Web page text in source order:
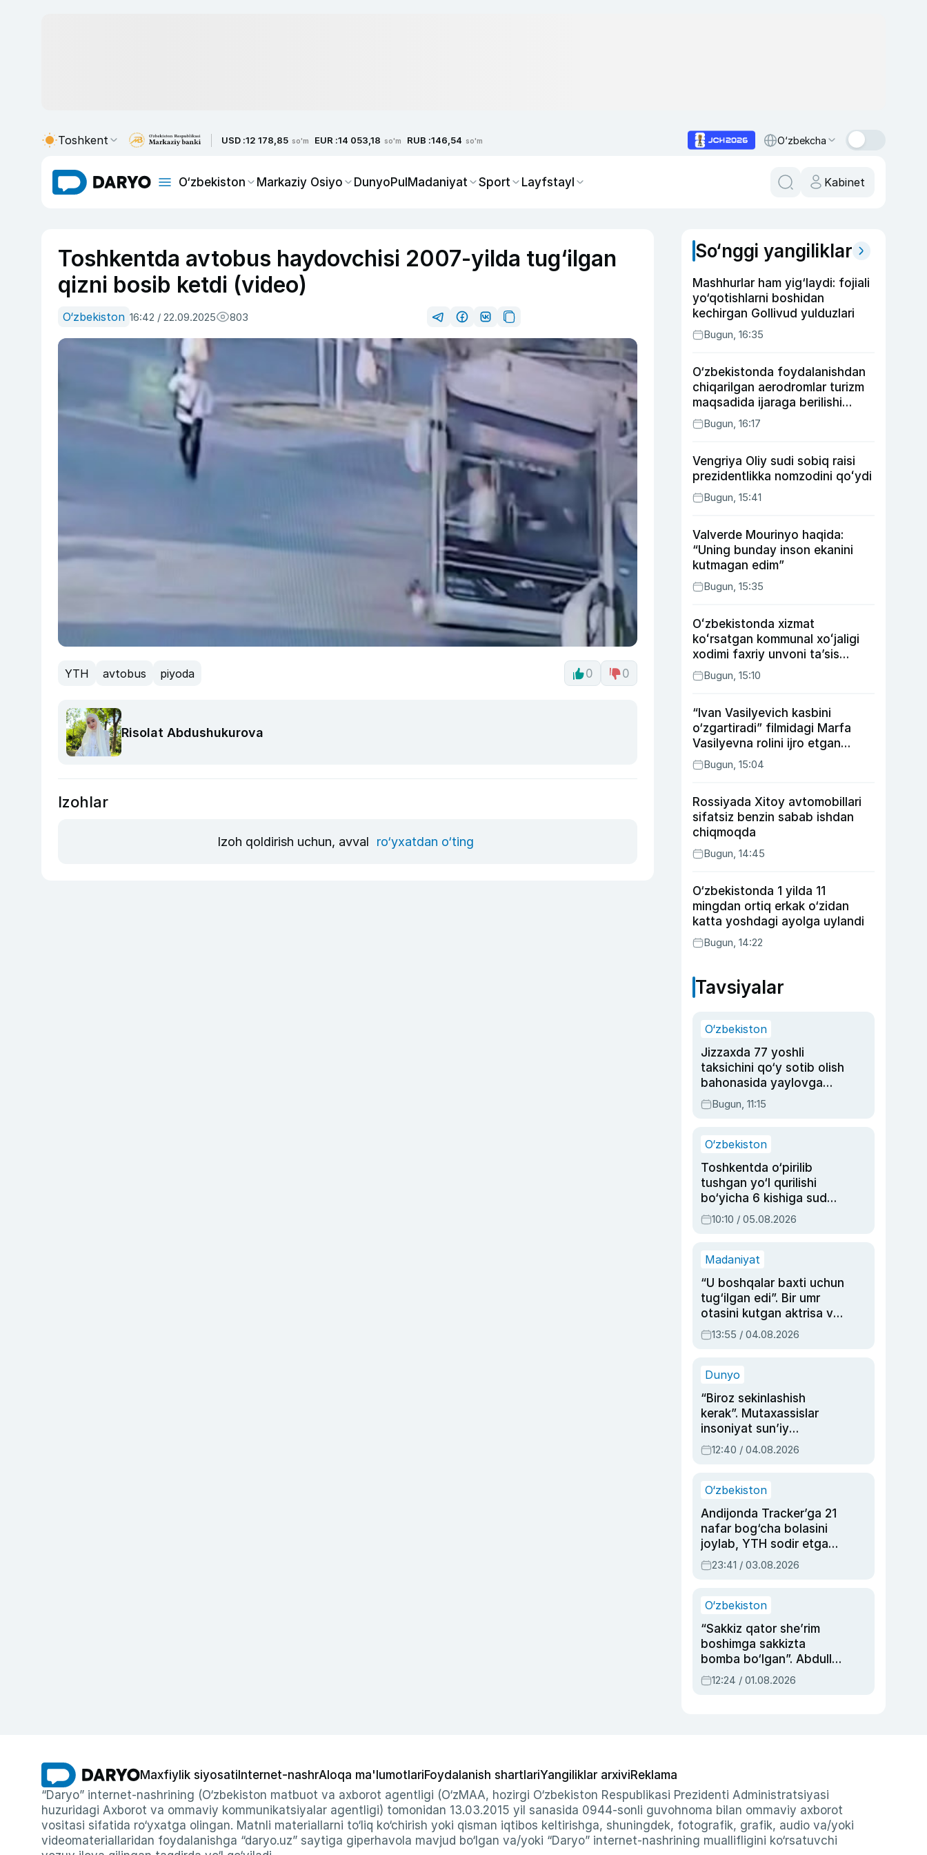
Toshkent USD :12 178,85 so'm EUR :14 053,18 so'm RUB :146,54 so'm O‘zbekcha
O‘zbekiston Markaziy Osiyo DunyoPulMadaniyat Sport Layfstayl Kabinet
Toshkentda avtobus haydovchisi 2007-yilda tug‘ilgan
qizni bosib ketdi (video)
O‘zbekiston 16:42 / 22.09.2025 803
YTH avtobus piyoda 0 0
Risolat Abdushukurova
Izohlar
Izoh qoldirish uchun, avval ro‘yxatdan o‘ting
So‘nggi yangiliklar
Mashhurlar ham yig‘laydi: fojiali
yo‘qotishlarni boshidan
kechirgan Gollivud yulduzlari
Bugun, 16:35
O‘zbekistonda foydalanishdan
chiqarilgan aerodromlar turizm
maqsadida ijaraga berilishi
mumkin
Bugun, 16:17
Vengriya Oliy sudi sobiq raisi
prezidentlikka nomzodini qoʻydi
Bugun, 15:41
Valverde Mourinyo haqida:
“Uning bunday inson ekanini
kutmagan edim”
Bugun, 15:35
Oʻzbekistonda xizmat
koʻrsatgan kommunal xoʻjaligi
xodimi faxriy unvoni taʼsis
etilishi mumkin
Bugun, 15:10
“Ivan Vasilyevich kasbini
o‘zgartiradi” filmidagi Marfa
Vasilyevna rolini ijro etgan
aktrisaning taqdiri qanday
kechdi?
Bugun, 15:04
Rossiyada Xitoy avtomobillari
sifatsiz benzin sabab ishdan
chiqmoqda
Bugun, 14:45
O‘zbekistonda 1 yilda 11
mingdan ortiq erkak o‘zidan
katta yoshdagi ayolga uylandi
Bugun, 14:22
Tavsiyalar
O‘zbekiston
Jizzaxda 77 yoshli
taksichini qo‘y sotib olish
bahonasida yaylovga
olib borib o‘ldirgan yigit
20 yilga qamaldi
Bugun, 11:15
O‘zbekiston
Toshkentda o‘pirilib
tushgan yo‘l qurilishi
bo‘yicha 6 kishiga sud
hukmi o‘qildi
10:10 / 05.08.2026
Madaniyat
“U boshqalar baxti uchun
tug‘ilgan edi”. Bir umr
otasini kutgan aktrisa va
dublyaj ustasi Rimma
Ahmedovaning
13:55 / 04.08.2026
Dunyo
“Biroz sekinlashish
kerak”. Mutaxassislar
insoniyat sun’iy
intellektni boshqara
olmay qolishidan xavotir
12:40 / 04.08.2026
O‘zbekiston
Andijonda Tracker’ga 21
nafar bog‘cha bolasini
joylab, YTH sodir etgan
ayolga sud hukmi o‘qildi
23:41 / 03.08.2026
O‘zbekiston
“Sakkiz qator she’rim
boshimga sakkizta
bomba bo‘lgan”. Abdulla
Oripovni siyosiy
ayblovlardan asrab
12:24 / 01.08.2026
Maxfiylik siyosati Internet-nashrAloqa ma'lumotlariFoydalanish shartlariYangiliklar arxiviReklama
“Daryo” internet-nashrining (O‘zbekiston matbuot va axborot agentligi (O‘zMAA, hozirgi O‘zbekiston Respublikasi Prezidenti Administratsiyasi
huzuridagi Axborot va ommaviy kommunikatsiyalar agentligi) tomonidan 13.03.2015 yil sanasida 0944-sonli guvohnoma bilan ommaviy axborot
vositasi sifatida ro‘yxatga olingan. Matnli materiallarni to‘liq ko‘chirish yoki qisman iqtibos keltirishga, shuningdek, fotografik, grafik, audio va/yoki
videomateriallaridan foydalanishga “daryo.uz” saytiga giperhavola mavjud bo‘lgan va/yoki “Daryo” internet-nashrining muallifligini ko‘rsatuvchi